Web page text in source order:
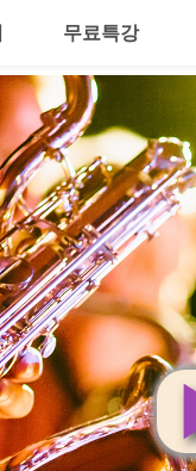
무료특강